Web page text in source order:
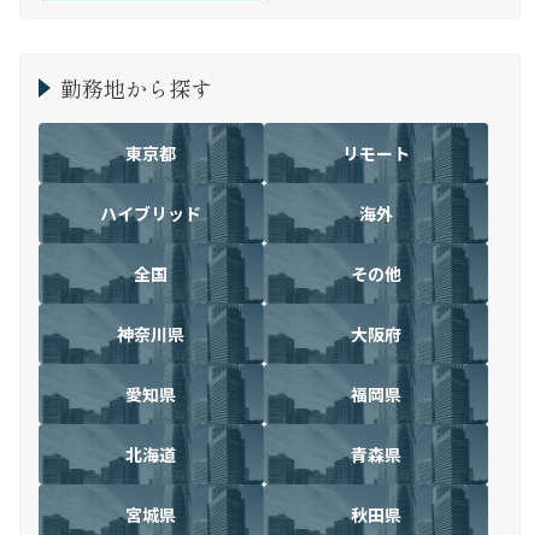
勤務地から探す
東京都 リモート
ハイブリッド 海外
全国 その他
神奈川県 大阪府
愛知県 福岡県
北海道 青森県
宮城県 秋田県